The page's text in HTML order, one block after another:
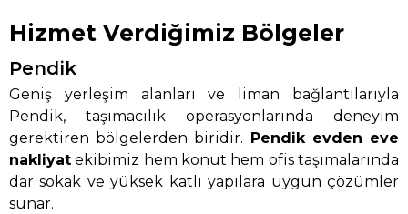
Hizmet Verdiğimiz Bölgeler
Pendik
Geniş yerleşim alanları ve liman bağlantılarıyla
Pendik, taşımacılık operasyonlarında deneyim
gerektiren bölgelerden biridir.
Pendik evden eve
nakliyat ekibimiz hem konut hem ofis taşımalarında
dar sokak ve yüksek katlı yapılara uygun çözümler
sunar.